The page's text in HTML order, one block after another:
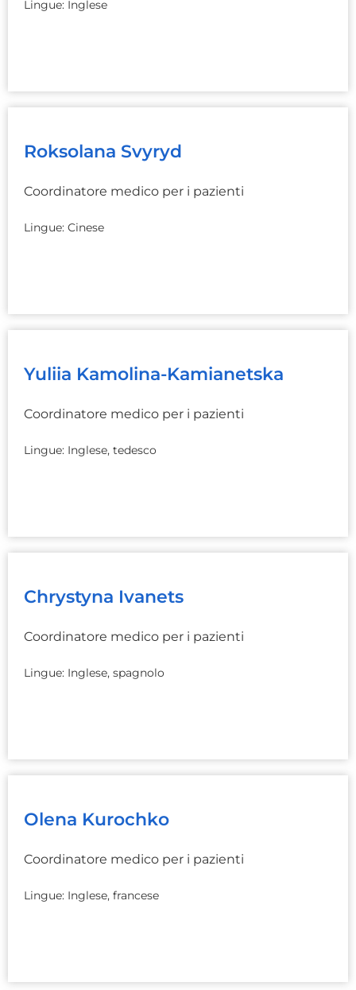
Lingue: Inglese
Roksolana Svyryd
Coordinatore medico per i pazienti
Lingue: Cinese
Yuliia Kamolina-Kamianetska
Coordinatore medico per i pazienti
Lingue: Inglese, tedesco
Chrystyna Ivanets
Coordinatore medico per i pazienti
Lingue: Inglese, spagnolo
Olena Kurochko
Coordinatore medico per i pazienti
Lingue: Inglese, francese